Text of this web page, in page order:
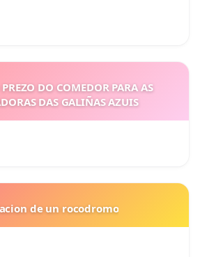
DO COMEDOR PARA AS
DAS GALIÑAS AZUIS
de un rocodromo